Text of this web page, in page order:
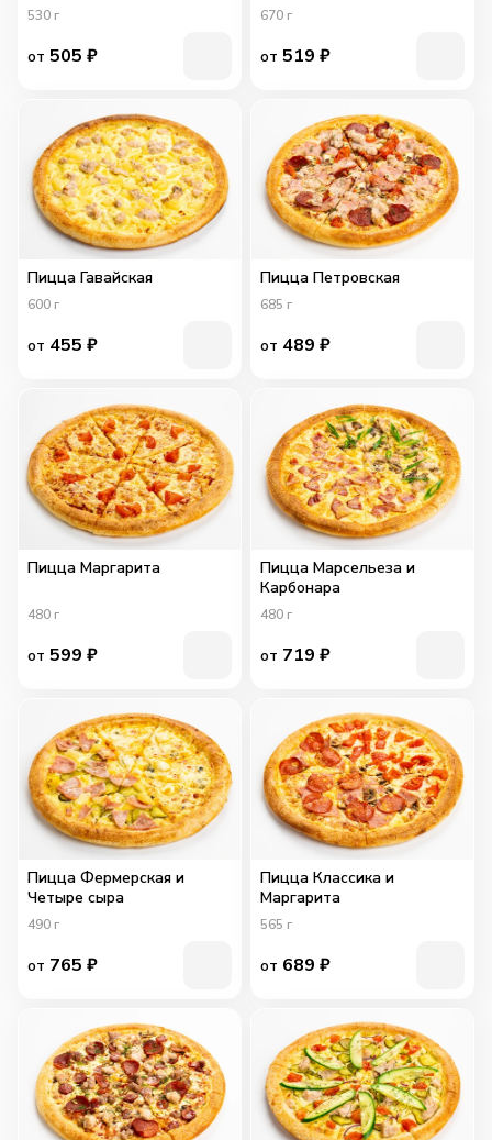
530 г
от 505 ₽
670 г
от 519 ₽
Пицца Гавайская
600 г
от 455 ₽
Пицца Петровская
685 г
от 489 ₽
Пицца Маргарита
480 г
от 599 ₽
Пицца Марсельеза и
Карбонара
480 г
от 719 ₽
Пицца Фермерская и
Четыре сыра
490 г
от 765 ₽
Пицца Классика и
Маргарита
565 г
от 689 ₽